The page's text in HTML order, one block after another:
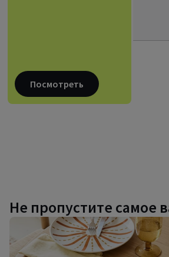
Посмотреть
Не пропустите самое
Дизайнерская